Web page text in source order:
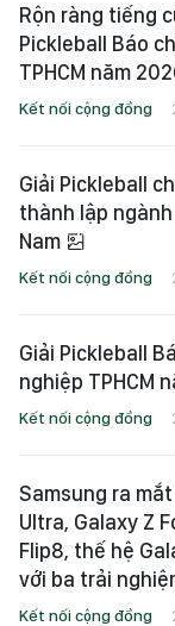
Rộn ràng tiếng
Pickleball Báo
TPHCM năm
Kết nối cộng đồng
Giải Pickleball
thành lập
Nam
Kết nối cộng đồng
Giải Pickleball
nghiệp TPHCM
Kết nối cộng đồng
Samsung ra
Ultra, Galaxy Z
Flip8, thế hệ
với ba trải
Kết nối cộng đồng